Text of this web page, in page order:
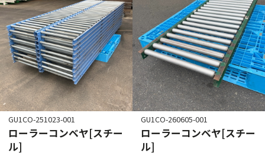
GU1CO-251023-001
ローラーコンベヤ[スチー
ル]
GU1CO-260605-001
ローラーコンベヤ[スチー
ル]